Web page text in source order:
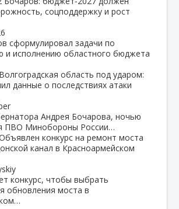
соцподдержку и рост
сформулировал задачи по
и исполнению областного бюджета
Волгоградская область под ударом:
данные о последствиях атаки
Андрея Бочарова, ночью
ПВО Минобороны России…
конкурс на ремонт моста
канал в Красноармейском
конкурс, чтобы выбрать
обновления моста в